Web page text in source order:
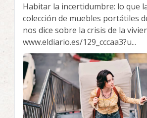
Habitar la incertidumbre: lo que
colección de muebles portátiles
nos dice sobre la crisis de la
www.eldiario.es/129_cccaa3?u...